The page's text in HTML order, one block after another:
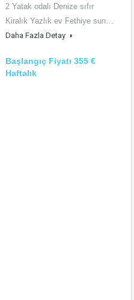
2 Yatak odalı Denize sıfır
Kiralık Yazlık ev Fethiye sun…
Daha Fazla Detay
Başlangıç Fiyatı 355 €
Haftalık